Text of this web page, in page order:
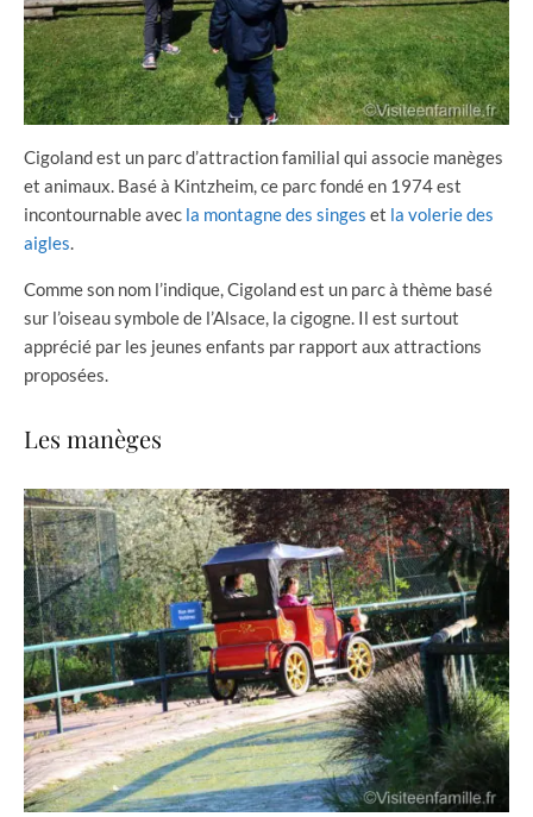
Cigoland est un parc d’attraction familial qui associe manèges
et animaux. Basé à Kintzheim, ce parc fondé en 1974 est
incontournable avec la montagne des singes et la volerie des
aigles.
Comme son nom l’indique, Cigoland est un parc à thème basé
sur l’oiseau symbole de l’Alsace, la cigogne. Il est surtout
apprécié par les jeunes enfants par rapport aux attractions
proposées.
Les manèges